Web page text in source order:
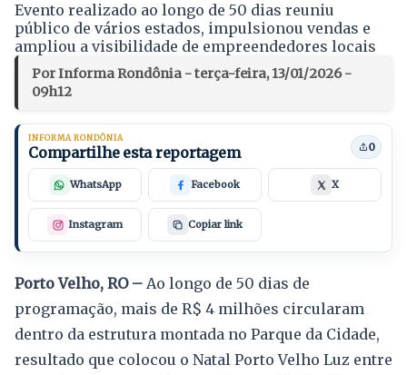
Evento realizado ao longo de 50 dias reuniu
público de vários estados, impulsionou vendas e
ampliou a visibilidade de empreendedores locais
Por Informa Rondônia - terça-feira, 13/01/2026 -
09h12
INFORMA RONDÔNIA
Compartilhe esta reportagem 0
WhatsApp Facebook X
Instagram Copiar link
Porto Velho, RO – Ao longo de 50 dias de
programação, mais de R$ 4 milhões circularam
dentro da estrutura montada no Parque da Cidade,
resultado que colocou o Natal Porto Velho Luz entre